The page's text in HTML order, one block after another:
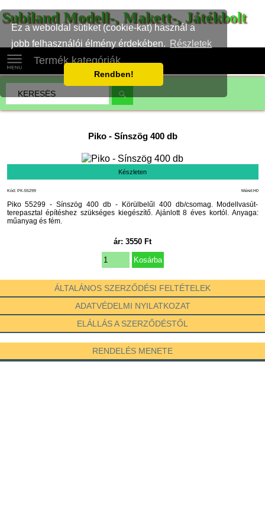
Ez a weboldal sütiket (cookie-kat) használ a
jobb felhasználói élmény érdekében.
Részletek
Rendben!
Subiland Modell-, Makett-, Játékbolt
Termék kategóriák
Piko- Sínszög 400 db
Készleten
Méret:H0
Kód: PK-55299
Piko 55299 - Sínszög 400 db - Körülbelűl 400 db/csomag. Modellvasút-
terepasztal építéshez szükséges kiegészítő. Ajánlott 8 éves kortól. Anyaga:
műanyag és fém.
ár: 3550 Ft
ÁLTALÁNOS SZERZŐDÉSI FELTÉTELEK
ADATVÉDELMI NYILATKOZAT
ELÁLLÁS A SZERZŐDÉSTŐL
RENDELÉS MENETE